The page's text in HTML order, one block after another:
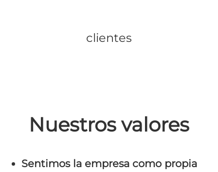
clientes
Nuestros valores
Sentimos la empresa como propia